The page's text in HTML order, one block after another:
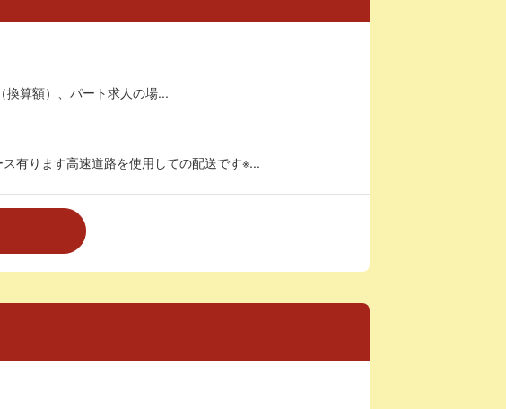
算額）、パート求人の場...
有ります高速道路を使用しての配送です※...